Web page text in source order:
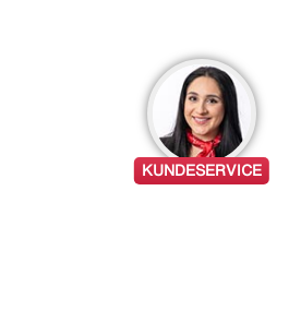
KUNDESERVICE